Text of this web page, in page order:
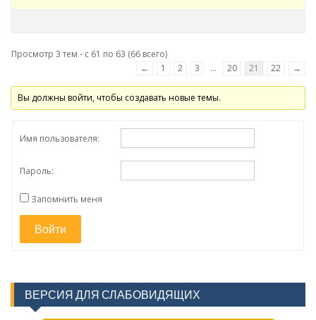
Просмотр 3 тем - с 61 по 63 (66 всего)
←
1 2 3 … 20 21 22 →
Вы должны войти, чтобы создавать новые темы.
Имя пользователя:
Пароль:
Запомнить меня
Войти
ВЕРСИЯ ДЛЯ СЛАБОВИДЯЩИХ